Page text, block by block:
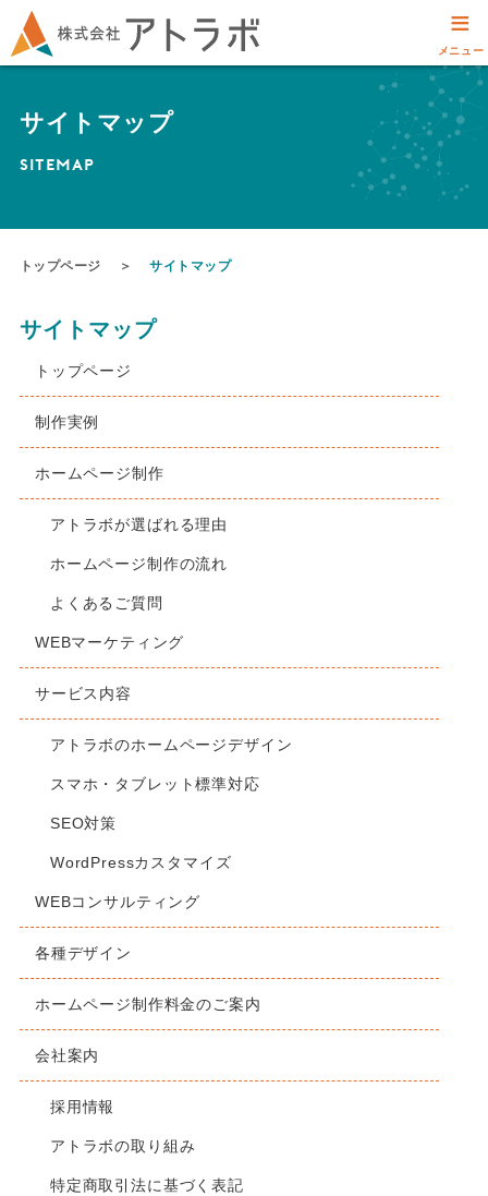
≡
メニュー
サイトマップ
SITEMAP
トップページ ＞サイトマップ
サイトマップ
トップページ
制作実例
ホームページ制作
アトラボが選ばれる理由
ホームページ制作の流れ
よくあるご質問
WEBマーケティング
サービス内容
アトラボのホームページデザイン
スマホ・タブレット標準対応
SEO対策
WordPressカスタマイズ
WEBコンサルティング
各種デザイン
ホームページ制作料金のご案内
会社案内
採用情報
アトラボの取り組み
特定商取引法に基づく表記